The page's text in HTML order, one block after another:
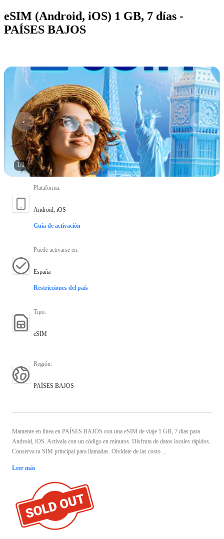
eSIM (Android, iOS) 1 GB, 7 días -
PAÍSES BAJOS
1/1
Plataforma:
Android, iOS
Guía de activación
Puede activarse en:
España
Restricciones del país
Tipo:
eSIM
Región:
PAÍSES BAJOS
Mantente en línea en PAÍSES BAJOS con una eSIM de viaje 1 GB, 7 días para
Android, iOS. Actívala con un código en minutos. Disfruta de datos locales rápidos.
Conserva tu SIM principal para llamadas. Olvídate de las costo ...
Leer más